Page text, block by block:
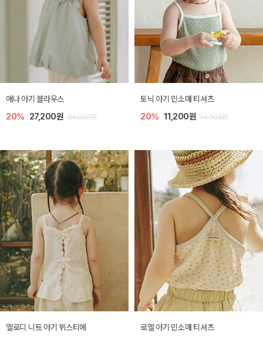
애나 아기 블라우스
20% 27,200원 34,000원
토닉 아기 민소매 티셔츠
20% 11,200원 14,000원
엘로디 니트 아기 뷔스티에 로엘 아기 민소매 티셔츠